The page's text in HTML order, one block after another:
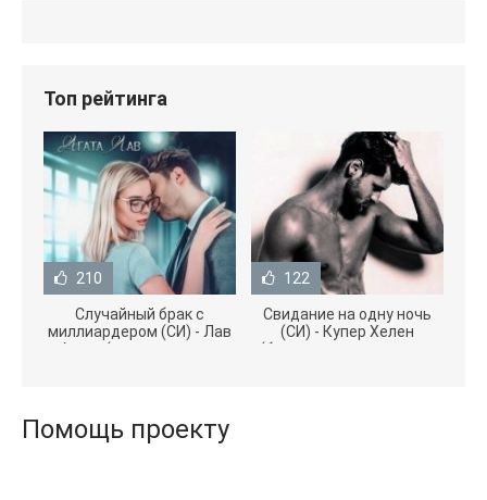
Топ рейтинга
210
Случайный брак с
миллиардером (СИ) - Лав
Агата (полная версия
122
Свидание на одну ночь
(СИ) - Купер Хелен
(бесплатные серии книг
Помощь проекту